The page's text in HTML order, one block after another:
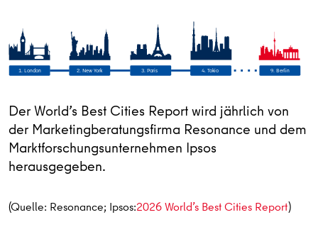
9. Berlin
4. Tokio
3. Paris
2. New York
1. London
Der World’s Best Cities Report wird jährlich von
der Marketingberatungsfirma Resonance und dem
Marktforschungsunternehmen Ipsos
herausgegeben.
(Quelle: Resonance; Ipsos:2026 World’s Best Cities Report)